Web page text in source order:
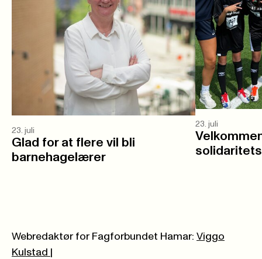
23. juli
Glad for at flere vil bli
barnehagelærer
23. juli
Webredaktør for Fagforbundet Hamar: Viggo
Kulstad